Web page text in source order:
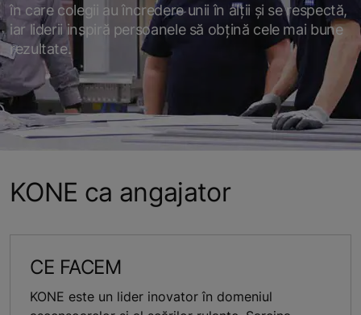
în care colegii au încredere unii în alții și se respectă,
iar liderii inspiră persoanele să obțină cele mai bune
rezultate.
KONE ca angajator
CE FACEM
KONE este un lider inovator în domeniul